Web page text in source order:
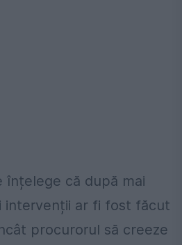
înțelege că după mai
intervenții ar fi fost făcut
procurorul să creeze